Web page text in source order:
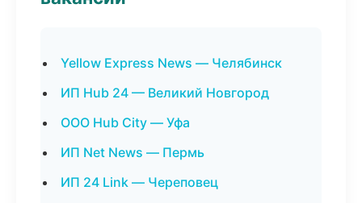
Yellow Express News — Челябинск
ИП Hub 24 — Великий Новгород
ООО Hub City — Уфа
ИП Net News — Пермь
ИП 24 Link — Череповец